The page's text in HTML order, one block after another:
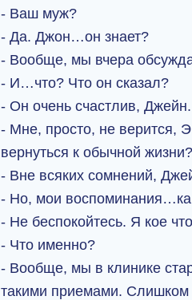
- Ваш муж?
- Да. Джон…он знает?
- Вообще, мы вчера
- И…что? Что он сказал?
- Он очень счастлив, Джейн.
- Мне, просто, не верится,
вернуться к обычной
- Вне всяких сомнений,
- Но, мои
- Не беспокойтесь. Я кое
- Что именно?
- Вообще, мы в клинике
такими приемами.